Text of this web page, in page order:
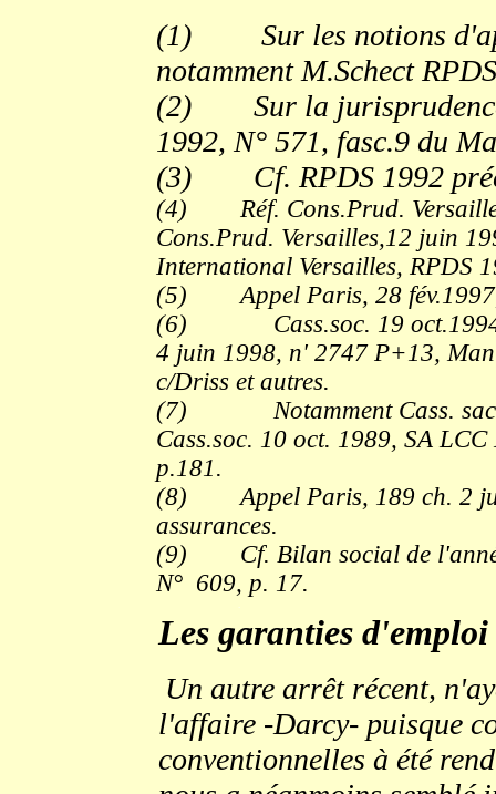
(1)
Sur les notions
notamment M.Schect
(2)
Sur la
1992, N° 571, fasc.9 du
(3)
Cf. RPDS 1992
(4)
Réf. Cons.Prud.
Cons.Prud. Versailles,12 juin
International Versailles, RPDS
(5)
Appel Paris, 28
(6)
Cass.soc. 19
4 juin 1998, n' 2747 P+13,
c/Driss et autres.
(7)
Notamment Cass.
Cass.soc. 10 oct. 1989, SA
p.181.
(8)
Appel Paris, 189 ch. 2
assurances.
(9)
Cf. Bilan social de
N° 609, p. 17.
.
Les garanties
Un autre arrêt récent,
l'affaire -Darcy- puisque
conventionnelles à été